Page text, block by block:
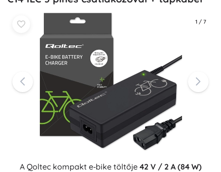
1 / 7
A Qoltec kompakt e‑bike töltője 42 V / 2 A (84 W)